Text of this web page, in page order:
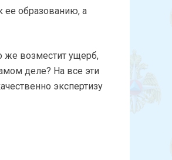
ее образованию, а
же возместит ущерб,
деле? На все эти
экспертизу